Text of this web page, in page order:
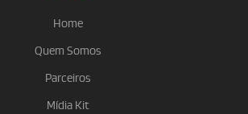
Home
Quem Somos
Parceiros
Mídia Kit